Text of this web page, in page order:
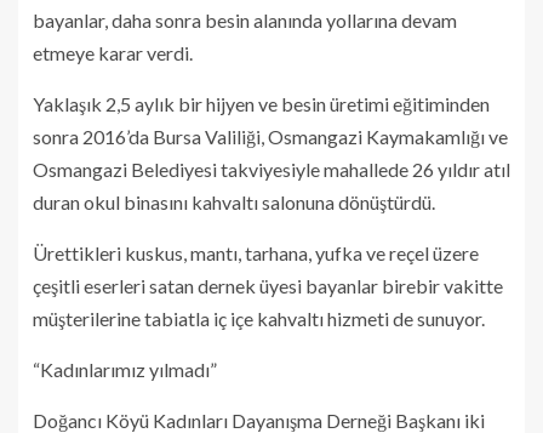
bayanlar, daha sonra besin alanında yollarına devam
etmeye karar verdi.
Yaklaşık 2,5 aylık bir hijyen ve besin üretimi eğitiminden
sonra 2016’da Bursa Valiliği, Osmangazi Kaymakamlığı ve
Osmangazi Belediyesi takviyesiyle mahallede 26 yıldır atıl
duran okul binasını kahvaltı salonuna dönüştürdü.
Ürettikleri kuskus, mantı, tarhana, yufka ve reçel üzere
çeşitli eserleri satan dernek üyesi bayanlar birebir vakitte
müşterilerine tabiatla iç içe kahvaltı hizmeti de sunuyor.
“Kadınlarımız yılmadı”
Doğancı Köyü Kadınları Dayanışma Derneği Başkanı iki